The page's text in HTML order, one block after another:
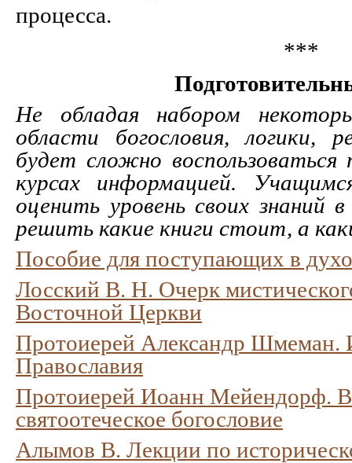
процесса.
***
Не обладая набором
области богословия, логики,
будет сложно воспользоваться
курсах информацией.
оценить уровень своих знаний
решить какие книги стоит, а
Пособие для поступающих в
Лосский В. Н. Очерк
Восточной Церкви
Протоиерей Александр Шмеман.
Православия
Протоиерей Иоанн Мейендорф.
святоотеческое богословие
Алымов В. Лекции по